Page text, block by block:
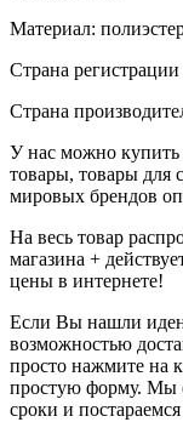
Материал:
Страна
Страна
У нас можно купить
товары, товары для
мировых брендов
На весь товар
магазина +
цены в интернете!
Если Вы нашли
возможностью
просто нажмите на
простую форму. Мы
сроки и